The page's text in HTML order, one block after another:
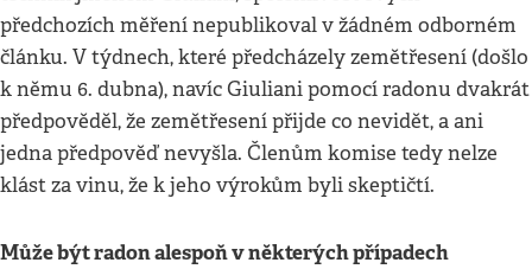
předchozích měření nepublikoval v žádném odborném
článku. V týdnech, které předcházely zemětřesení (došlo
k němu 6. dubna), navíc Giuliani pomocí radonu dvakrát
předpověděl, že zemětřesení přijde co nevidět, a ani
jedna předpověď nevyšla. Členům komise tedy nelze
klást za vinu, že k jeho výrokům byli skeptičtí.
Může být radon alespoň v některých případech